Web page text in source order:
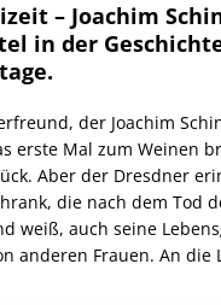
– Joachim
in der
der Joachim
erste Mal zum Weinen
Aber der Dresdner
die nach dem Tod
weiß, auch seine
anderen Frauen. An